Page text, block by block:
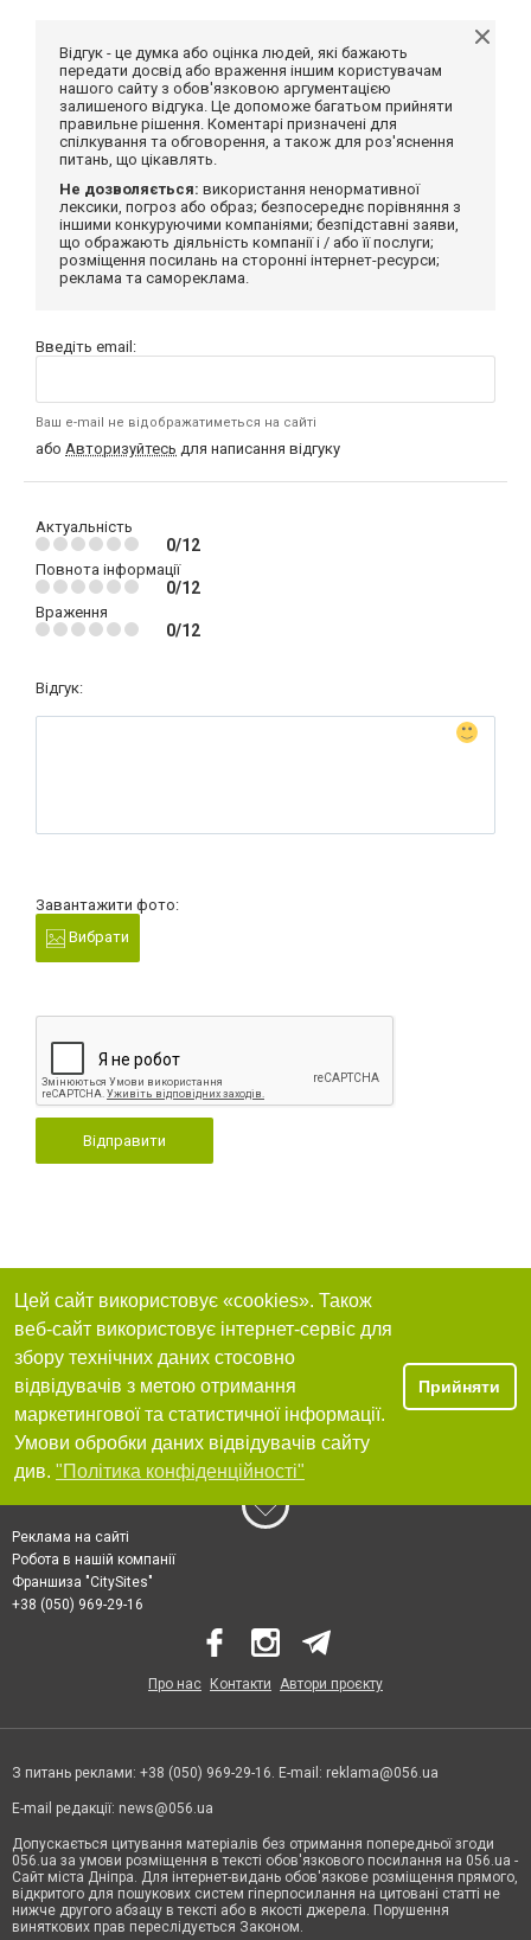
Відгук - це думка або оцінка людей, які бажають
передати досвід або враження іншим користувачам
нашого сайту з обов'язковою аргументацією
залишеного відгука. Це допоможе багатьом прийняти
правильне рішення. Коментарі призначені для
спілкування та обговорення, а також для роз'яснення
питань, що цікавлять.
Не дозволяється: використання ненормативної
лексики, погроз або образ; безпосереднє порівняння з
іншими конкуруючими компаніями; безпідставні заяви,
що ображають діяльність компанії і / або її послуги;
розміщення посилань на сторонні інтернет-ресурси;
реклама та самореклама.
Введіть email:
Ваш e-mail не відображатиметься на сайті
або Авторизуйтесь для написання відгуку
Актуальність
0/12
Повнота інформації
0/12
Враження
0/12
Відгук:
Завантажити фото:
Вибрати
Відправити
Цей сайт використовує «cookies». Також
веб-сайт використовує інтернет-сервіс для
збору технічних даних стосовно
відвідувачів з метою отримання
маркетингової та статистичної інформації.
Умови обробки даних відвідувачів сайту
див. "Політика конфіденційності"
Прийняти
Реклама на сайті
Робота в нашій компанії
Франшиза "CitySites"
+38 (050) 969-29-16
Про нас Контакти Автори проєкту
З питань реклами: +38 (050) 969-29-16. E-mail: reklama@056.ua
E-mail редакції: news@056.ua
Допускається цитування матеріалів без отримання попередньої згоди
056.ua за умови розміщення в тексті обов'язкового посилання на 056.ua -
Сайт міста Дніпра. Для інтернет-видань обов'язкове розміщення прямого,
відкритого для пошукових систем гіперпосилання на цитовані статті не
нижче другого абзацу в тексті або в якості джерела. Порушення
виняткових прав переслідується Законом.